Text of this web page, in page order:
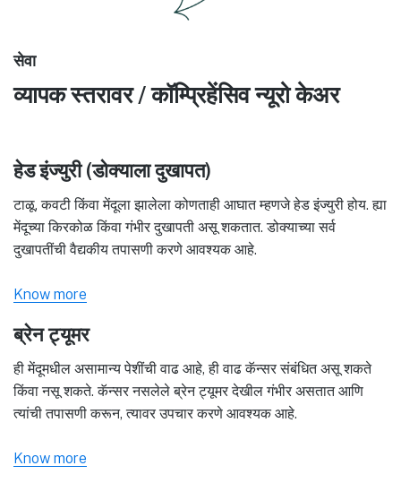
सेवा
व्यापक स्तरावर / कॉम्प्रिहेंसिव न्यूरो केअर
हेड इंज्युरी (डोक्याला दुखापत)
टाळू, कवटी किंवा मेंदूला झालेला कोणताही आघात म्हणजे हेड इंज्युरी होय. ह्या
मेंदूच्या किरकोळ किंवा गंभीर दुखापती असू शकतात. डोक्याच्या सर्व
दुखापतींची वैद्यकीय तपासणी करणे आवश्यक आहे.
Know more
ब्रेन ट्यूमर
ही मेंदूमधील असामान्य पेशींची वाढ आहे, ही वाढ कॅन्सर संबंधित असू शकते
किंवा नसू शकते. कॅन्सर नसलेले ब्रेन ट्यूमर देखील गंभीर असतात आणि
त्यांची तपासणी करून, त्यावर उपचार करणे आवश्यक आहे.
Know more